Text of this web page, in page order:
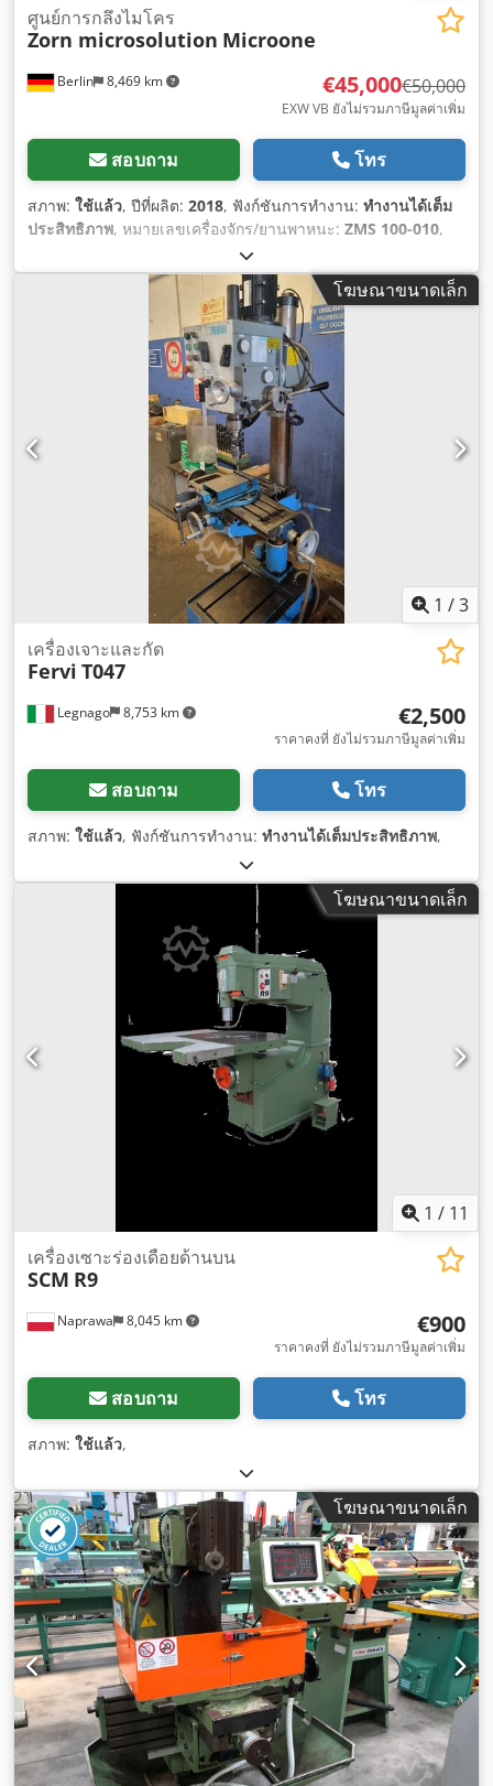
Berlin 8,469 km
ศูนย์การกลึงไมโคร
Zorn microsolution Microone
€45,000€50,000
EXW VB ยังไม่รวมภาษีมูลค่าเพิ่ม
สอบถาม โทร
สภาพ: ใช้แล้ว, ปีที่ผลิต: 2018, ฟังก์ชันการทำงาน: ทำงานได้เต็ม
ประสิทธิภาพ, หมายเลขเครื่องจักร/ยานพาหนะ: ZMS 100-010,
, ระยะเคลื่อนที่แกน Y:
เคลื่อนที่ตามแกน Z:135 มม, อัตราการป้อนแกน X:30 ม./นาที,
30 ม./นาที, อัตราป้อนแกน Z:30 ม./นาที,
ความเร็วแกนหมุน (สูงสุด):75,000 รอบ/นาที, ความสูงรวม:
, ความกว้างทั้งหมด:770 มม, ความยาวทั้งหมด:
ความกว้างของโต๊ะ:300 มม, ความยาวโต๊ะ:
, ประเภทกระแสไฟฟ้าที่เข้ามา:
, แรงดันไฟฟ้าขาเข้า:400 V
, กระแสไฟฟ้าขาเข้า:
16 A
เอกสารประกอบ / คู่มือ
โฆษณาขนาดเล็ก
1 /3
Legnago 8,753 km
เครื่องเจาะและกัด
Fervi T047
€2,500
ราคาคงที่ ยังไม่รวมภาษีมูลค่าเพิ่ม
สอบถาม โทร
สภาพ: ใช้แล้ว, ฟังก์ชันการทำงาน: ทำงานได้เต็มประสิทธิภาพ,
โฆษณาขนาดเล็ก
1 / 11
Naprawa 8,045 km
เครื่องเซาะร่องเดือยด้านบน
SCM R9
€900
ราคาคงที่ ยังไม่รวมภาษีมูลค่าเพิ่ม
สอบถาม โทร
สภาพ: ใช้แล้ว,
โฆษณาขนาดเล็ก